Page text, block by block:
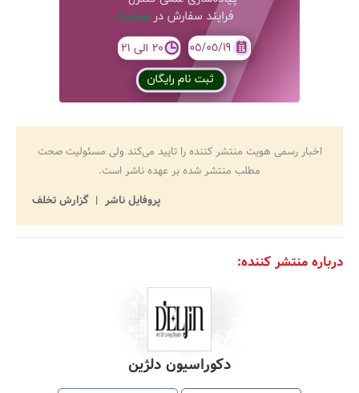
اخبار رسمی هویت منتشر کننده را تایید می‌کند ولی مسئولیت صحت
مطلب منتشر شده بر عهده ناشر است.
پروفایل ناشر
گزارش تخلف
درباره منتشر کننده:
دکوراسیون دلژین